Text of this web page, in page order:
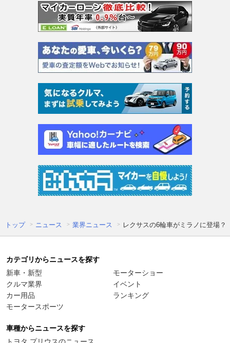
トップ ニュース 業界ニュース レクサスの6輪車がミラノに登場
カテゴリからニュースを探す
新車・新型
クルマ業界
カー用品
モータースポーツ
モーターショー
イベント
ランキング
車種からニュースを探す